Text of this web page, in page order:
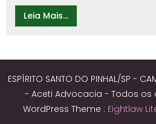
Leia Mais...
ESPÍRITO SANTO DO PINHAL/SP -
- Aceti Advocacia - Todos os
WordPress Theme : Eightlaw